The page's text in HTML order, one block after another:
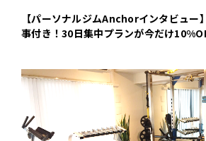
【パーソナルジムAnchorインタビュー
事付き！30日集中プランが今だけ